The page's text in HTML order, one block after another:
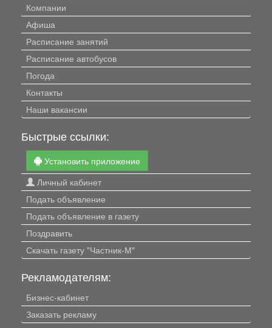
Компании
Афиша
Расписание занятий
Расписание автобусов
Погода
Контакты
Наши вакансии
Быстрые ссылки:
Установить приложение
Личный кабинет
Подать объявление
Подать объявление в газету
Поздравить
Скачать газету "Частник-М"
Рекламодателям:
Бизнес-кабинет
Заказать рекламу